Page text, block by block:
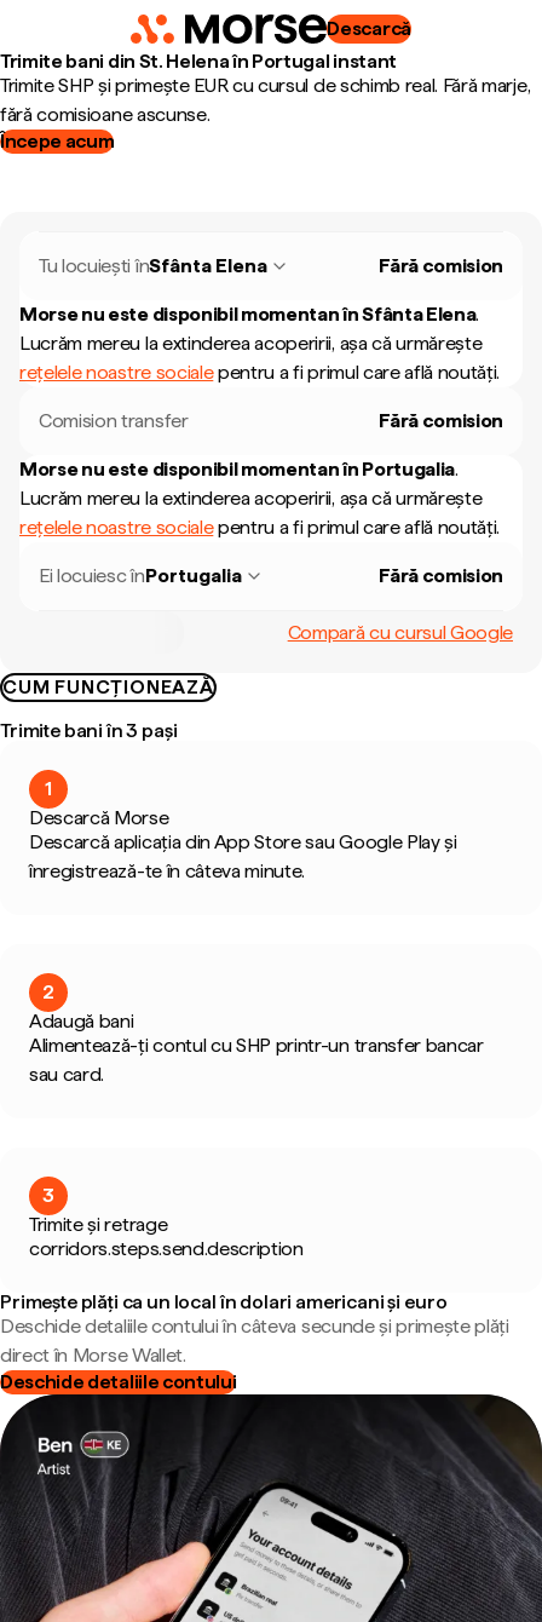
Descarcă
Trimite bani din St. Helena în Portugal instant
Trimite SHP și primește EUR cu cursul de schimb real. Fără marje,
fără comisioane ascunse.
Începe acum
Tu locuiești înSfânta Elena Fără comision
Morse nu este disponibil momentan înSfânta Elena.
Lucrăm mereu la extinderea acoperirii, așa că urmărește
rețelele noastre socialepentru a fi primul care află noutăți.
Comision transfer Fără comision
Morse nu este disponibil momentan în Portugalia.
Lucrăm mereu la extinderea acoperirii, așa că urmărește
rețelele noastre socialepentru a fi primul care află noutăți.
Ei locuiesc înPortugalia Fără comision
Compară cu cursul Google
CUM FUNCȚIONEAZĂ
Trimite bani în 3 pași
1
Descarcă Morse
Descarcă aplicația din App Store sau Google Play și
înregistrează-te în câteva minute.
2
Adaugă bani
Alimentează-ți contul cu SHP printr-un transfer bancar
sau card.
3
Trimite și retrage
corridors.steps.send.description
Primește plăți ca un local în dolari americani și euro
Deschide detaliile contului în câteva secunde și primește plăți
direct în Morse Wallet.
Deschide detaliile contului